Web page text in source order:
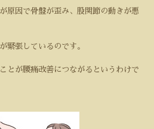
原因で骨盤が歪み、股関節の動きが悪
緊張しているのです。
とが腰痛改善につながるというわけで